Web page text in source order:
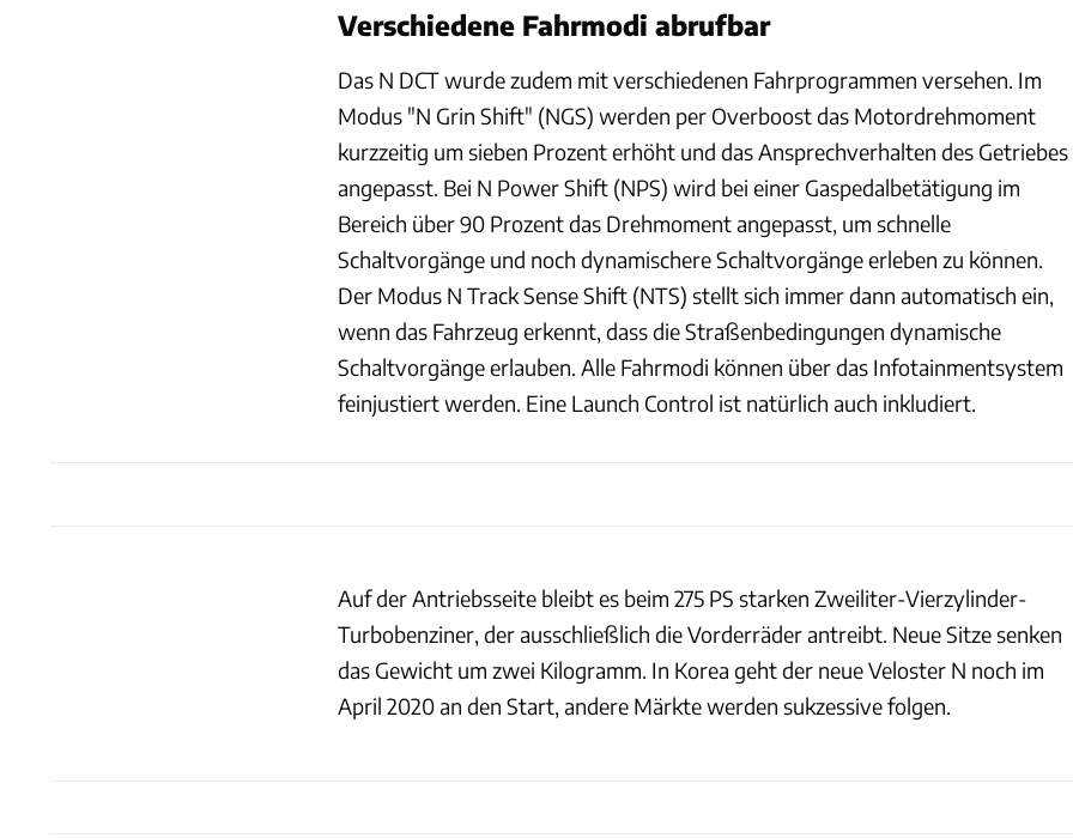
Verschiedene Fahrmodi abrufbar
Das N DCT wurde zudem mit verschiedenen Fahrprogrammen versehen. Im
Modus "N Grin Shift" (NGS) werden per Overboost das Motordrehmoment
kurzzeitig um sieben Prozent erhöht und das Ansprechverhalten des Getriebes
angepasst. Bei N Power Shift (NPS) wird bei einer Gaspedalbetätigung im
Bereich über 90 Prozent das Drehmoment angepasst, um schnelle
Schaltvorgänge und noch dynamischere Schaltvorgänge erleben zu können.
Der Modus N Track Sense Shift (NTS) stellt sich immer dann automatisch ein,
wenn das Fahrzeug erkennt, dass die Straßenbedingungen dynamische
Schaltvorgänge erlauben. Alle Fahrmodi können über das Infotainmentsystem
feinjustiert werden. Eine Launch Control ist natürlich auch inkludiert.
Auf der Antriebsseite bleibt es beim 275 PS starken Zweiliter-Vierzylinder-
Turbobenziner, der ausschließlich die Vorderräder antreibt. Neue Sitze senken
das Gewicht um zwei Kilogramm. In Korea geht der neue Veloster N noch im
April 2020 an den Start, andere Märkte werden sukzessive folgen.